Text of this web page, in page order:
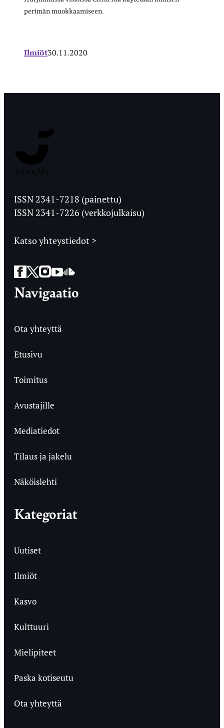
perimän muokkaamiseen.
Ilmiöt30.11.2020
Ylioppilaslehti
ISSN 2341-7218 (painettu)
ISSN 2341-7226 (verkkojulkaisu)
Katso yhteystiedot >
Facebook
Twitter
Instagram
YouTube
SoundCloud
Navigaatio
Ota yhteyttä
Etusivu
Toimitus
Avustajille
Mediatiedot
Tilaus ja jakelu
Näköislehti
Kategoriat
Uutiset
Ilmiöt
Kasvo
Kulttuuri
Mielipiteet
Paska kotiseutu
Ota yhteyttä